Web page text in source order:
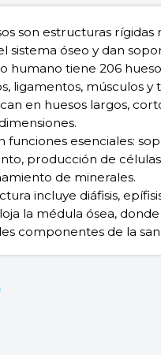
son estructuras rígidas
sistema óseo y dan
humano tiene 206
ligamentos, músculos y
en huesos largos,
funciones esenciales:
producción de
de minerales.
incluye diáfisis,
la médula ósea,
componentes de la